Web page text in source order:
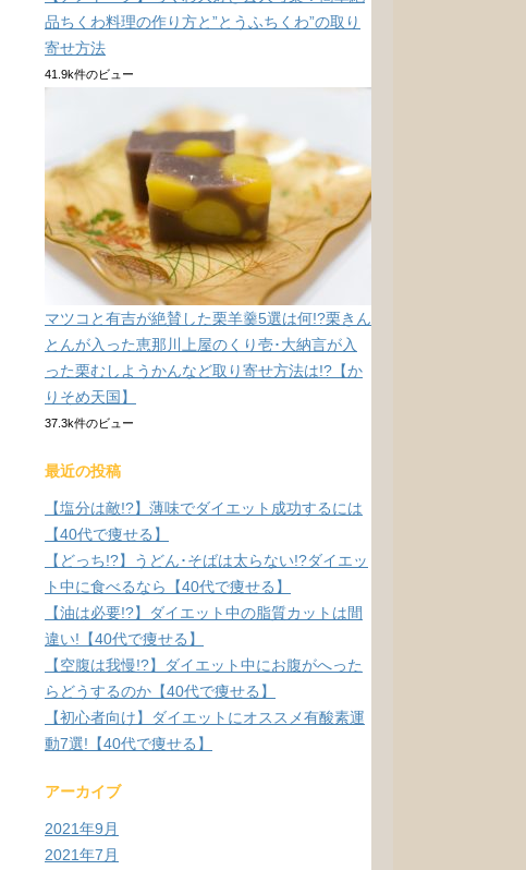
品ちくわ料理の作り方と”とうふちくわ”の取り
寄せ方法
41.9k件のビュー
マツコと有吉が絶賛した栗羊羹5選は何!?栗きん
とんが入った恵那川上屋のくり壱･大納言が入
った栗むしようかんなど取り寄せ方法は!?【か
りそめ天国】
37.3k件のビュー
最近の投稿
【塩分は敵!?】薄味でダイエット成功するには
【40代で痩せる】
【どっち!?】うどん･そばは太らない!?ダイエッ
ト中に食べるなら【40代で痩せる】
【油は必要!?】ダイエット中の脂質カットは間
違い!【40代で痩せる】
【空腹は我慢!?】ダイエット中にお腹がへった
らどうするのか【40代で痩せる】
【初心者向け】ダイエットにオススメ有酸素運
動7選!【40代で痩せる】
アーカイブ
2021年9月
2021年7月